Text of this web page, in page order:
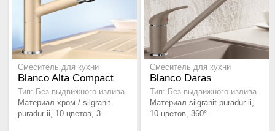
Смеситель для кухни
Blanco Alta Compact
Тип: Без выдвижного излива
Материал хром / silgranit
puradur ii, 10 цветов, 3..
Смеситель для кухни
Blanco Daras
Тип: Без выдвижного излива
Материал silgranit puradur ii,
10 цветов, 360°..